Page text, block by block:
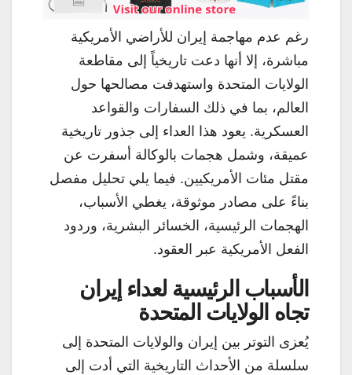
رغم عدم مهاجمة إيران للأراضي الأمريكية
مباشرة، إلا أنها دعت تاريخياً إلى مقاطعة
الولايات المتحدة واستهدفت مصالحها حول
العالم، بما في ذلك السفارات والقواعد
العسكرية. يعود هذا العداء إلى جذور تاريخية
عميقة، وشمل هجمات بالوكالة أسفرت عن
مقتل مئات الأمريكيين. فيما يلي تحليل مفصل
بناءً على مصادر موثوقة، يغطي الأسباب،
الهجمات الرئيسية، الخسائر البشرية، وردود
الفعل الأمريكية عبر العقود.
الأسباب الرئيسية لعداء إيران
تجاه الولايات المتحدة
يُعزى التوتر بين إيران والولايات المتحدة إلى
سلسلة من الأحداث التاريخية التي أدت إلى